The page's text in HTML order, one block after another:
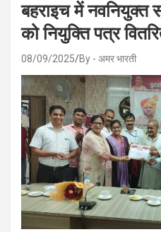
बहराइच में नवनियुक्त
को नियुक्ति पत्र
08/09/2025 By - अमर भारती